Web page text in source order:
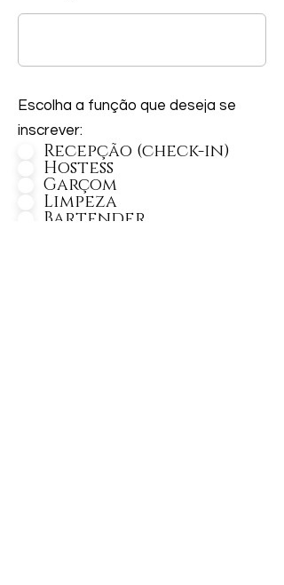
Escolha a função que deseja se
inscrever:
Recepção (check-in)
Hostess
Garçom
Limpeza
Bartender